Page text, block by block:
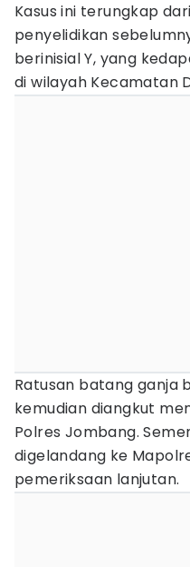
Kasus ini terungkap
penyelidikan
berinisial Y, yang
di wilayah Kecamatan
Ratusan batang ganja
kemudian diangkut
Polres Jombang.
digelandang ke
pemeriksaan lanjutan.